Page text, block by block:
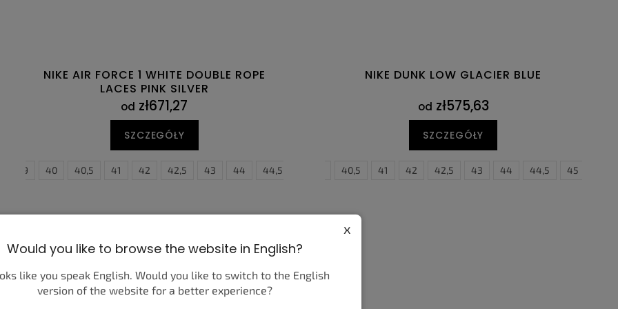
45,5 46 47,5
NIKE AIR FORCE 1 WHITE DOUBLE ROPE
LACES PINK SILVER
od zł671,27
SZCZEGÓŁY
39 40 40,5 41 42 42,5 43 44 44,5 45,5 47,5
NIKE DUNK LOW GLACIER BLUE
od zł575,63
SZCZEGÓŁY
36,5 37,5 38,5 40,5 41 42 42,5 43 44 44,5 45
Would you like to browse the website in English?
x
like you speak English. Would you like to switch to the English
version of the website for a better experience?